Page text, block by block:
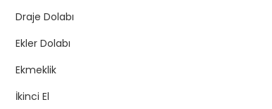
Draje Dolabı
Ekler Dolabı
Ekmeklik
İkinci El